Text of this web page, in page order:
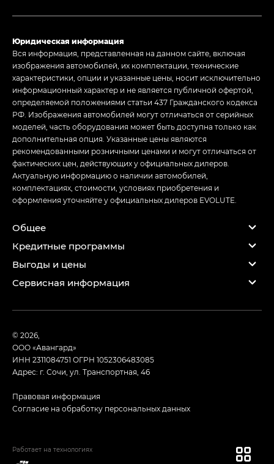
Юридическая информация
Вся информация, представленная на данном сайте, включая
изображения автомобилей, их комплектации, технические
характеристики, опции и указанные цены, носит исключительно
информационный характер и не является публичной офертой,
определяемой положениями статьи 437 Гражданского кодекса
РФ. Изображения автомобилей могут отличаться от серийных
моделей, часть оборудования может быть доступна только как
дополнительная опция. Указанные цены являются
рекомендованными розничными ценами и могут отличаться от
фактических цен, действующих у официальных дилеров.
Актуальную информацию о наличии автомобилей,
комплектациях, стоимости, условиях приобретения и
оформления уточняйте у официальных дилеров EVOLUTE.
Общее
Кредитные программы
Выгоды и цены
Сервисная информация
© 2026,
ООО «Авангард»
ИНН 2311084751 ОГРН 1052306483085
Адрес: г. Сочи, ул. Транспортная, 46
Правовая информация
Согласие на обработку персональных данных
Работает на технологиях